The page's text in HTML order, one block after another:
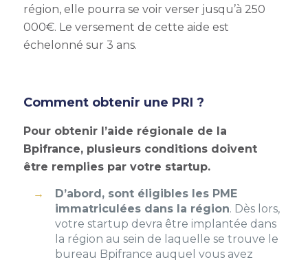
région, elle pourra se voir verser jusqu’à 250
000€. Le versement de cette aide est
échelonné sur 3 ans.
Comment obtenir une PRI ?
Pour obtenir l’aide régionale de la
Bpifrance, plusieurs conditions doivent
être remplies par votre startup.
D’abord, sont éligibles les PME
immatriculées dans la région. Dès lors,
votre startup devra être implantée dans
la région au sein de laquelle se trouve le
bureau Bpifrance auquel vous avez